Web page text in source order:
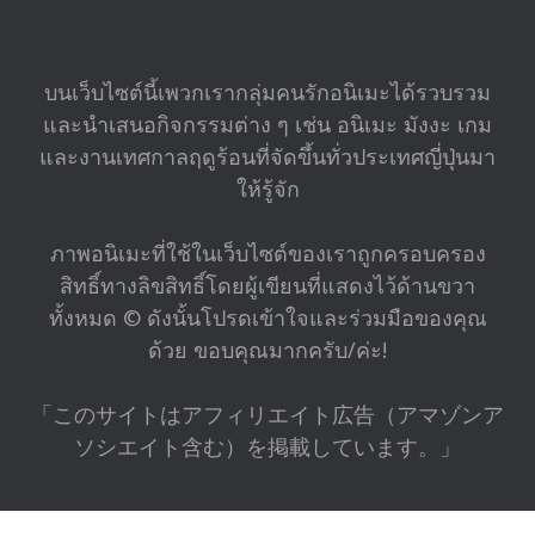
บนเว็บไซต์นี้เพวกเรากลุ่มคนรักอนิเมะได้รวบรวม
และนำเสนอกิจกรรมต่าง ๆ เช่น อนิเมะ มังงะ เกม
และงานเทศกาลฤดูร้อนที่จัดขึ้นทั่วประเทศญี่ปุ่นมา
ให้รู้จัก
ภาพอนิเมะที่ใช้ในเว็บไซต์ของเราถูกครอบครอง
สิทธิ์ทางลิขสิทธิ์โดยผู้เขียนที่แสดงไว้ด้านขวา
ทั้งหมด © ดังนั้นโปรดเข้าใจและร่วมมือของคุณ
ด้วย ขอบคุณมากครับ/ค่ะ!
「このサイトはアフィリエイト広告（アマゾンア
ソシエイト含む）を掲載しています。」